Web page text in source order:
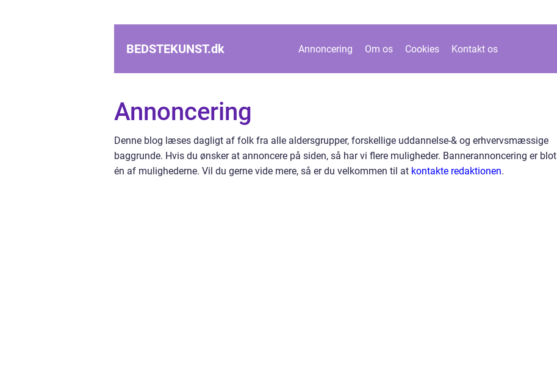
BEDSTEKUNST.dk Annoncering Om os Cookies Kontakt os
Annoncering
Denne blog læses dagligt af folk fra alle aldersgrupper, forskellige uddannelse-& og erhvervsmæssige
baggrunde. Hvis du ønsker at annoncere på siden, så har vi flere muligheder. Bannerannoncering er blot
én af mulighederne. Vil du gerne vide mere, så er du velkommen til at kontakte redaktionen.